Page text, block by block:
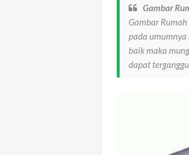
Gambar
Gambar
pada
baik maka
dapat terganggu